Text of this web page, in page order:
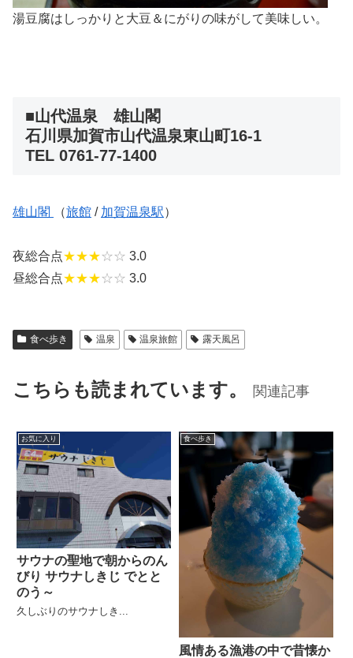
湯豆腐はしっかりと大豆＆にがりの味がして美味しい。
■山代温泉 雄山閣
石川県加賀市山代温泉東山町16-1
TEL 0761-77-1400
雄山閣 （旅館 / 加賀温泉駅）
夜総合点★★★☆☆ 3.0
昼総合点★★★☆☆ 3.0
食べ歩き 温泉 温泉旅館 露天風呂
こちらも読まれています。 関連記事
お気に入り
サウナの聖地で朝からのん
びり サウナしきじ でとと
のう～
久しぶりのサウナしき...
食べ歩き
風情ある漁港の中で昔懐か